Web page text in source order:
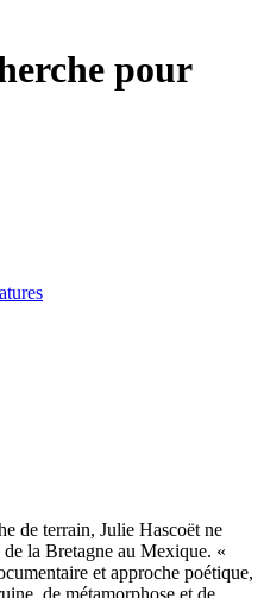
pour
de terrain, Julie Hascoët ne
la Bretagne au Mexique. «
et approche poétique,
de métamorphose et de